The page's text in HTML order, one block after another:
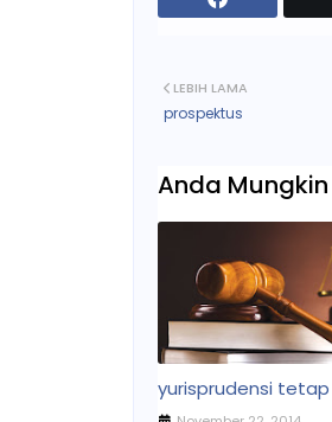
LEBIH LAMA
prospektus
Anda
yurisprudensi tetap